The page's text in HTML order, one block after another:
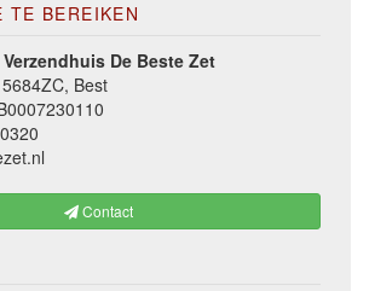
TE BEREIKEN
De Beste Zet
Best
Contact